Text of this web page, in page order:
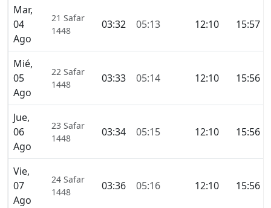
Mar,
04
Ago
21 Safar
1448
03:32 05:13 12:10 15:57
Mié,
05
Ago
22 Safar
1448
03:33 05:14 12:10 15:56
Jue,
06
Ago
23 Safar
1448
03:34 05:15 12:10 15:56
Vie,
07
Ago
24 Safar
1448
03:36 05:16 12:10 15:56